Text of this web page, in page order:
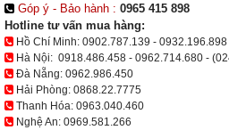
Góp ý - Bảo hành : 0965 415 898
Hotline tư vấn mua hàng:
Hồ Chí Minh: 0902.787.139 - 0932.196.898
Hà Nội: 0918.486.458 - 0962.714.680 -
Đà Nẵng: 0962.986.450
Hải Phòng: 0868.22.7775
Thanh Hóa: 0963.040.460
Nghệ An: 0969.581.266